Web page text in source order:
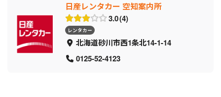
日産レンタカー 空知案内所
3.0 4
レンタカー
北海道砂川市西1条北14-1-14
0125-52-4123